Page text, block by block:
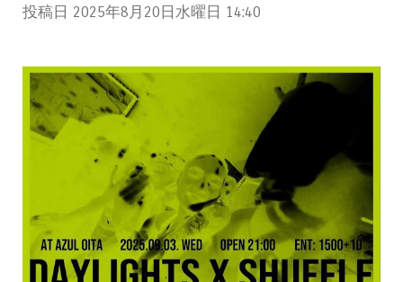
投稿日 2025年8月20日水曜日 14:40